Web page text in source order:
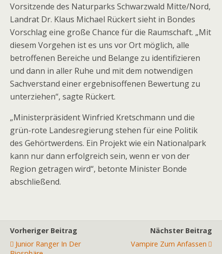
Vorsitzende des Naturparks Schwarzwald Mitte/Nord,
Landrat Dr. Klaus Michael Rückert sieht in Bondes
Vorschlag eine große Chance für die Raumschaft. „Mit
diesem Vorgehen ist es uns vor Ort möglich, alle
betroffenen Bereiche und Belange zu identifizieren
und dann in aller Ruhe und mit dem notwendigen
Sachverstand einer ergebnisoffenen Bewertung zu
unterziehen“, sagte Rückert.
„Ministerpräsident Winfried Kretschmann und die
grün-rote Landesregierung stehen für eine Politik
des Gehörtwerdens. Ein Projekt wie ein Nationalpark
kann nur dann erfolgreich sein, wenn er von der
Region getragen wird“, betonte Minister Bonde
abschließend.
Vorheriger Beitrag
Junior Ranger In Der
Nächster Beitrag
Vampire Zum Anfassen